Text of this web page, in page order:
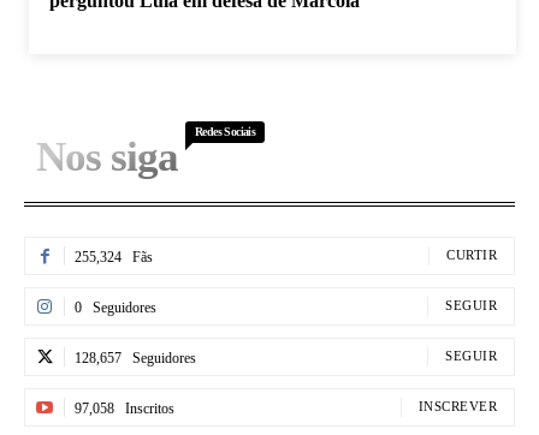
Nos siga
Redes Sociais
255,324 Fãs CURTIR
0 Seguidores SEGUIR
128,657 Seguidores SEGUIR
97,058 Inscritos INSCREVER